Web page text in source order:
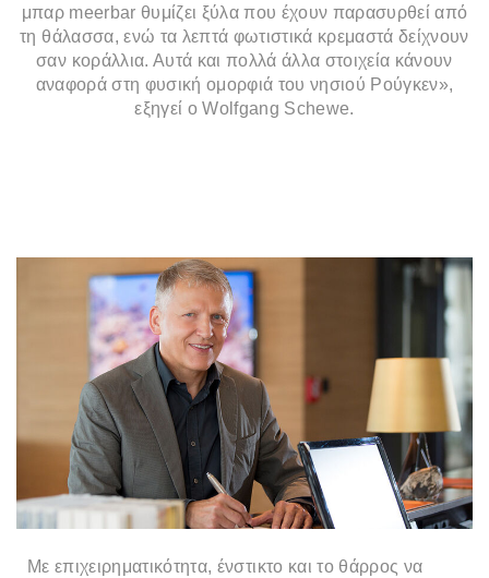
μπαρ meerbar θυμίζει ξύλα που έχουν παρασυρθεί από
τη θάλασσα, ενώ τα λεπτά φωτιστικά κρεμαστά δείχνουν
σαν κοράλλια. Αυτά και πολλά άλλα στοιχεία κάνουν
αναφορά στη φυσική ομορφιά του νησιού Ρούγκεν»,
εξηγεί ο Wolfgang Schewe.
Με επιχειρηματικότητα, ένστικτο και το θάρρος να